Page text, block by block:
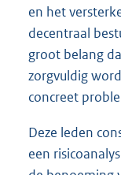
en het
decentraal
groot belang
zorgvuldig
concreet
Deze leden
een